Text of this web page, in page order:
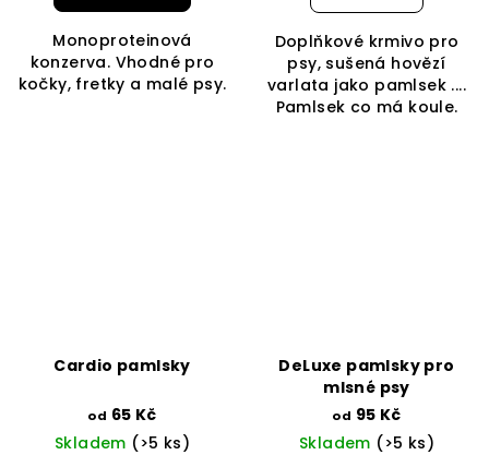
Monoproteinová
konzerva. Vhodné pro
kočky, fretky a malé psy.
z
5
hvězdiček.
Doplňkové krmivo pro
psy, sušená hovězí
varlata jako pamlsek ....
Pamlsek co má koule.
Cardio pamlsky
od 65 Kč
Skladem (>5 ks)
DeLuxe pamlsky pro
mlsné psy
od 95 Kč
Skladem (>5 ks)